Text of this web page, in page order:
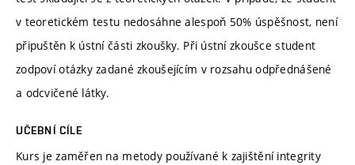
v teoretickém testu nedosáhne alespoň 50% úspěšnost, není
připuštěn k ústní části zkoušky. Při ústní zkoušce student
zodpoví otázky zadané zkoušejícím v rozsahu odpřednášené
a odcvičené látky.
UČEBNÍ CÍLE
Kurs je zaměřen na metody používané k zajištění integrity